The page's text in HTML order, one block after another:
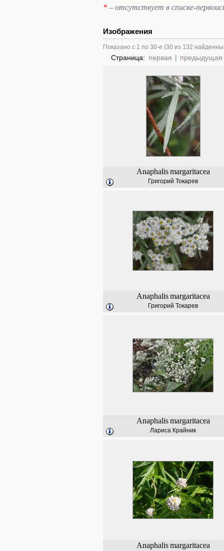
* – отсутствует в списке-
Изображения
Показано с 1 по 30-е (30 из 132
Страница: первая | предыдущая
Anaphalis margaritacea
Григорий Токарев
Anaphalis margaritacea
Григорий Токарев
Anaphalis margaritacea
Лариса Крайник
Anaphalis margaritacea